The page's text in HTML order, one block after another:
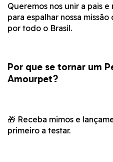
Queremos nos unir a pais
para espalhar nossa
por todo o Brasil.
Por que se tornar um
Amourpet?
🎁 Receba mimos e
primeiro a testar.